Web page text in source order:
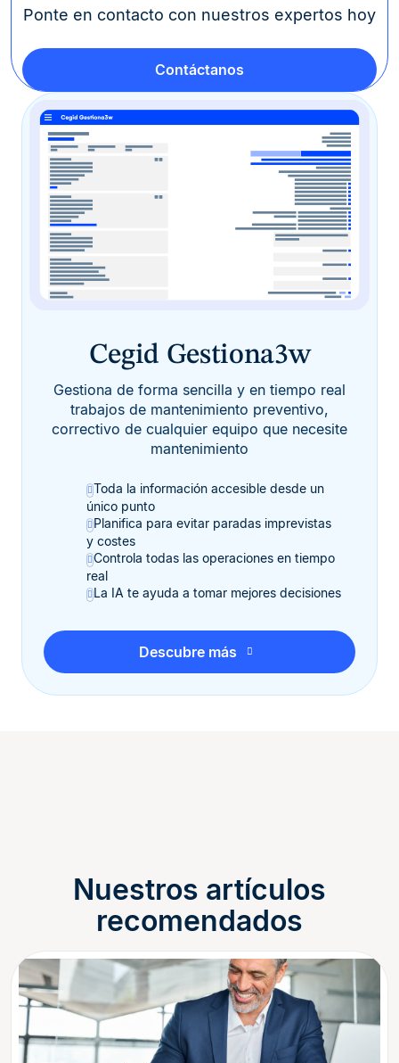
Ponte en contacto con nuestros expertos hoy
Contáctanos
Cegid Gestiona3w
Gestiona de forma sencilla y en tiempo real
trabajos de mantenimiento preventivo,
correctivo de cualquier equipo que necesite
mantenimiento
Toda la información accesible desde un
único punto
Planifica para evitar paradas imprevistas
y costes
Controla todas las operaciones en tiempo
real
La IA te ayuda a tomar mejores decisiones
Descubre más
Nuestros artículos
recomendados